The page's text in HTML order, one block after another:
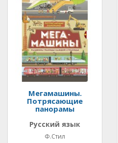
Мегамашины.
Потрясающие
панорамы
Русский язык
Ф.Стил